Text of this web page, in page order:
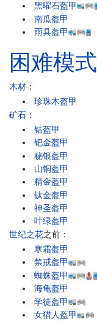
黑曜石盔甲
南瓜盔甲
雨具盔甲
困难模式
木材 ：
珍珠木盔甲
矿石 ：
钴盔甲
钯金盔甲
秘银盔甲
山铜盔甲
精金盔甲
钛金盔甲
神圣盔甲
叶绿盔甲
世纪之花之前：
寒霜盔甲
禁戒盔甲
蜘蛛盔甲
海龟盔甲
学徒盔甲
女猎人盔甲